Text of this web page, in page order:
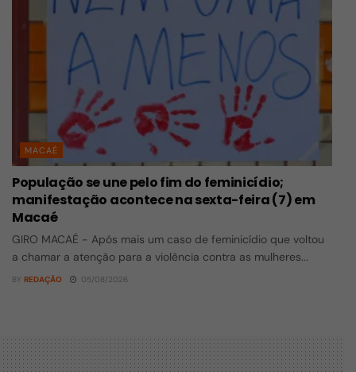
MACAÉ
População se une pelo fim do feminicídio;
manifestação acontece na sexta-feira (7) em
Macaé
GIRO MACAÉ - Após mais um caso de feminicídio que voltou
a chamar a atenção para a violência contra as mulheres...
BY REDAÇÃO 05/08/2026